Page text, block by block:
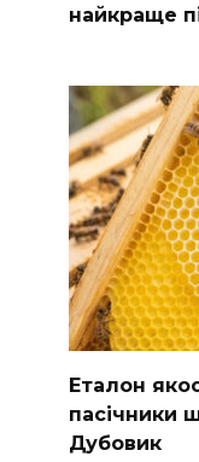
найкраще
Еталон
пасічники
Дубовик